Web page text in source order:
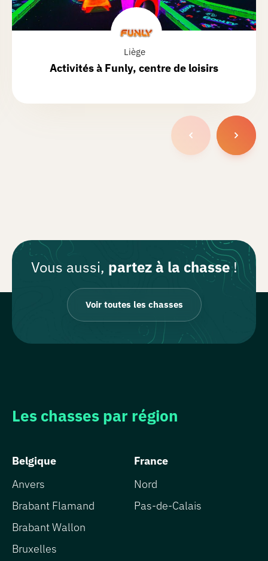
Liège
Activités à Funly, centre de loisirs
Vous aussi, partez à la chasse!
Voir toutes les chasses
Les chasses par région
Belgique
Anvers
Brabant Flamand
Brabant Wallon
Bruxelles
France
Nord
Pas-de-Calais